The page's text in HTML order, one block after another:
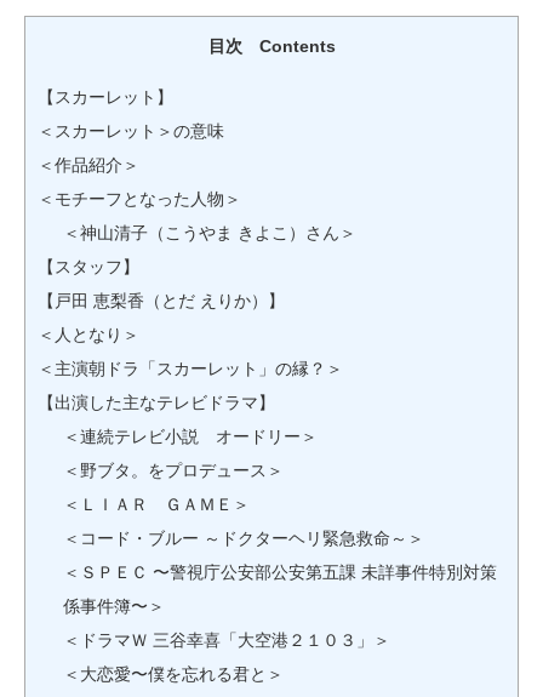
目次 Contents
【スカーレット】
＜スカーレット＞の意味
＜作品紹介＞
＜モチーフとなった人物＞
＜神山清子（こうやま きよこ）さん＞
【スタッフ】
【戸田 恵梨香（とだ えりか）】
＜人となり＞
＜主演朝ドラ「スカーレット」の縁？＞
【出演した主なテレビドラマ】
＜連続テレビ小説 オードリー＞
＜野ブタ。をプロデュース＞
＜ＬＩＡＲ ＧＡＭＥ＞
＜コード・ブルー ～ドクターヘリ緊急救命～＞
＜ＳＰＥＣ 〜警視庁公安部公安第五課 未詳事件特別対策
係事件簿〜＞
＜ドラマＷ 三谷幸喜「大空港２１０３」＞
＜大恋愛〜僕を忘れる君と＞